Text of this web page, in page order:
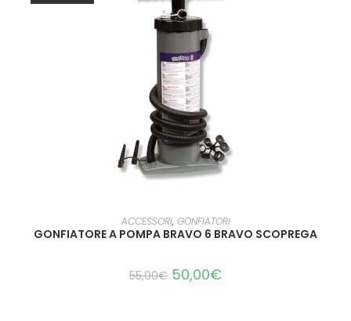
LEGGI TUTTO
ACCESSORI, GONFIATORI
GONFIATORE A POMPA BRAVO 6 BRAVO SCOPREGA
55,00€ 50,00€